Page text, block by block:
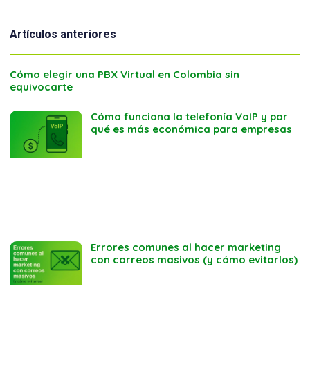
Artículos anteriores
Cómo elegir una PBX Virtual en Colombia sin
equivocarte
Cómo funciona la telefonía VoIP y por
qué es más económica para empresas
Errores comunes al hacer marketing
con correos masivos (y cómo evitarlos)